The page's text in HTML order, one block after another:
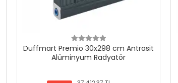
Duffmart Premio 30x298 cm Antrasit
Alüminyum Radyatör